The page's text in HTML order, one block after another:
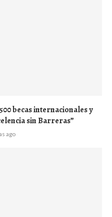
becas internacionales y
sin Barreras”
ago